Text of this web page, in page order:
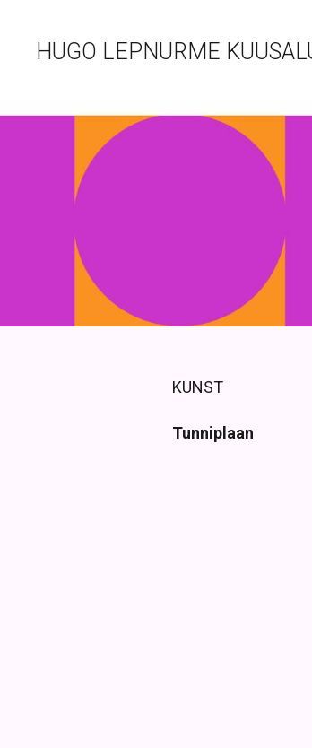
HUGO LEPNURME
KUNST
Tunniplaan